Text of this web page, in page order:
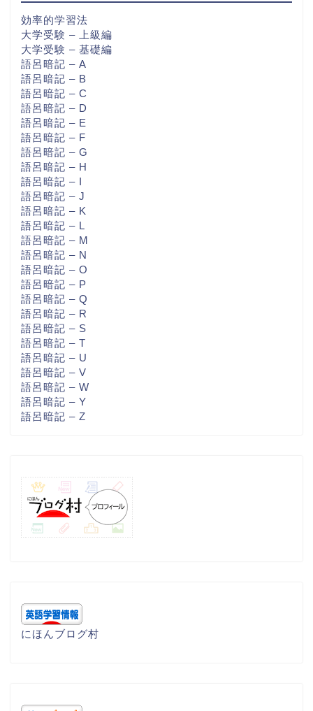
効率的学習法
大学受験 – 上級編
大学受験 – 基礎編
語呂暗記 – A
語呂暗記 – B
語呂暗記 – C
語呂暗記 – D
語呂暗記 – E
語呂暗記 – F
語呂暗記 – G
語呂暗記 – H
語呂暗記 – I
語呂暗記 – J
語呂暗記 – K
語呂暗記 – L
語呂暗記 – M
語呂暗記 – N
語呂暗記 – O
語呂暗記 – P
語呂暗記 – Q
語呂暗記 – R
語呂暗記 – S
語呂暗記 – T
語呂暗記 – U
語呂暗記 – V
語呂暗記 – W
語呂暗記 – Y
語呂暗記 – Z
にほんブログ村